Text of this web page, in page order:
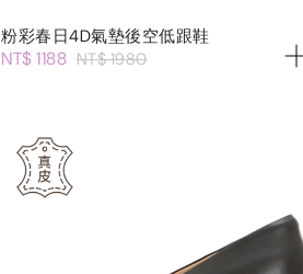
粉彩春日4D氣墊後空低跟鞋
NT$ 1188 NT$ 1980